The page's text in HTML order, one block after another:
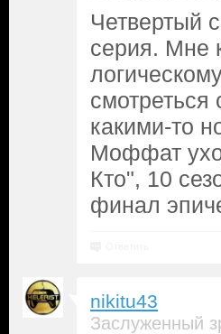
Четвертый
серия. Мне
какими-то
Моффат
Кто", 10
финал
nikitu43
Заслуженный